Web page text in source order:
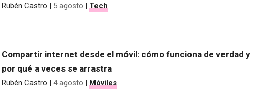
Rubén Castro | 5 agosto | Tech
Compartir internet desde el móvil: cómo funciona de verdad y
por qué a veces se arrastra
Rubén Castro | 4 agosto | Móviles